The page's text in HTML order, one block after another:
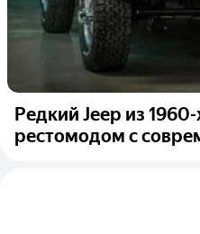
Редкий Jeep из
рестомодом с